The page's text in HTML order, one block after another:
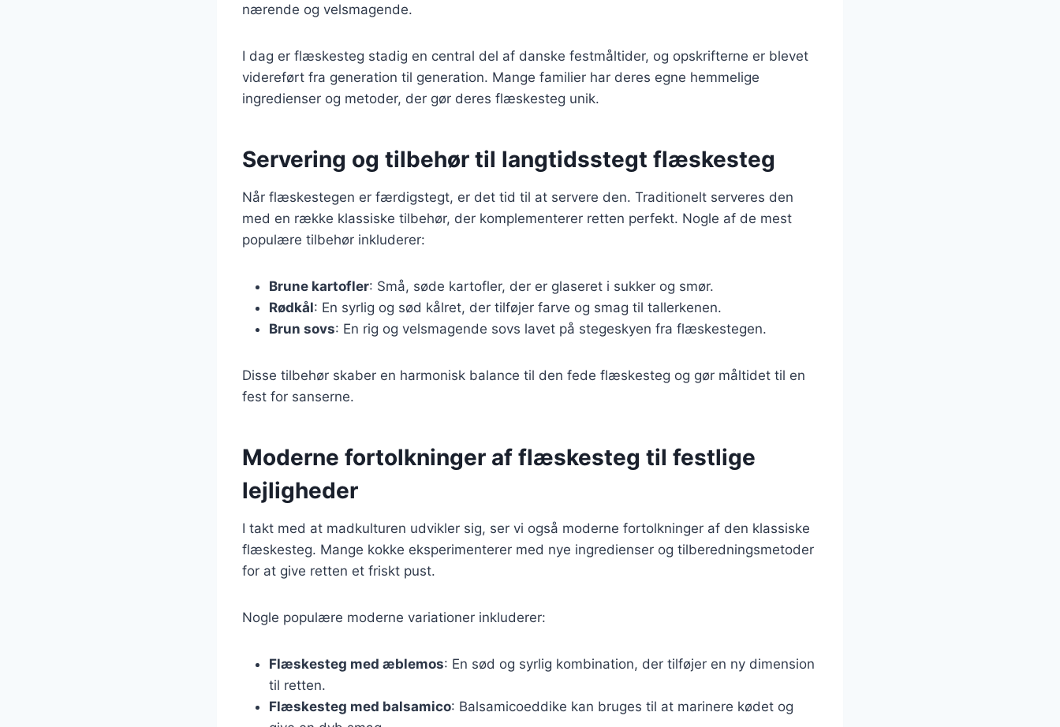
nærende og velsmagende.
I dag er flæskesteg stadig en central del af danske festmåltider, og opskrifterne er blevet
videreført fra generation til generation. Mange familier har deres egne hemmelige
ingredienser og metoder, der gør deres flæskesteg unik.
Servering og tilbehør til langtidsstegt flæskesteg
Når flæskestegen er færdigstegt, er det tid til at servere den. Traditionelt serveres den
med en række klassiske tilbehør, der komplementerer retten perfekt. Nogle af de mest
populære tilbehør inkluderer:
Brune kartofler: Små, søde kartofler, der er glaseret i sukker og smør.
Rødkål: En syrlig og sød kålret, der tilføjer farve og smag til tallerkenen.
Brun sovs: En rig og velsmagende sovs lavet på stegeskyen fra flæskestegen.
Disse tilbehør skaber en harmonisk balance til den fede flæskesteg og gør måltidet til en
fest for sanserne.
Moderne fortolkninger af flæskesteg til festlige
lejligheder
I takt med at madkulturen udvikler sig, ser vi også moderne fortolkninger af den klassiske
flæskesteg. Mange kokke eksperimenterer med nye ingredienser og tilberedningsmetoder
for at give retten et friskt pust.
Nogle populære moderne variationer inkluderer:
Flæskesteg med æblemos: En sød og syrlig kombination, der tilføjer en ny dimension
til retten.
Flæskesteg med balsamico: Balsamicoeddike kan bruges til at marinere kødet og